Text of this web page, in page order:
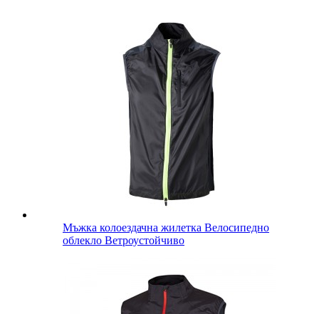
Мъжка колоездачна жилетка Велосипедно
облекло Ветроустойчиво